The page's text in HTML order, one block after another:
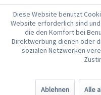
Diese Website benutzt
Website erforderlich sind
die den Komfort bei
Direktwerbung dienen oder
sozialen Netzwerken
Ablehnen Alle